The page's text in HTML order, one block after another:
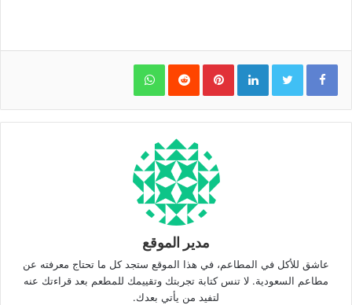
LinkedIn
Pinterest
WhatsApp
مدير الموقع
عاشق للأكل في المطاعم، في هذا الموقع ستجد كل ما تحتاج معرفته عن
مطاعم السعودية. لا تنس كتابة تجربتك وتقييمك للمطعم بعد قراءتك عنه
لتفيد من يأتي بعدك.